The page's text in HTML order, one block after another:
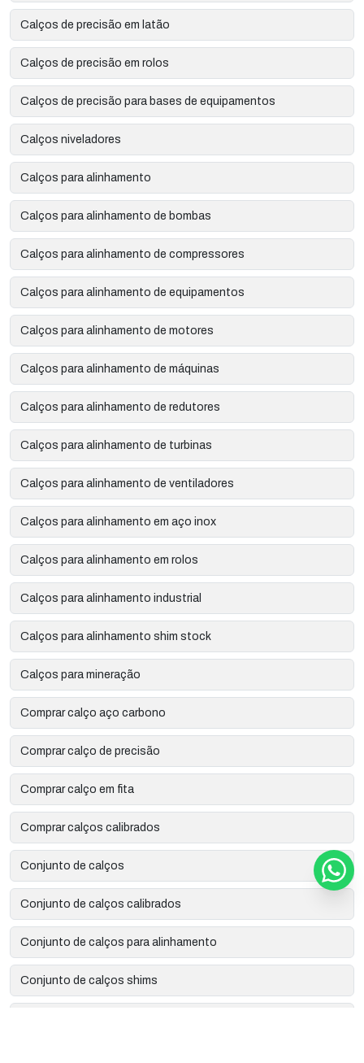
Calços de precisão em latão
Calços de precisão em rolos
Calços de precisão para bases de equipamentos
Calços niveladores
Calços para alinhamento
Calços para alinhamento de bombas
Calços para alinhamento de compressores
Calços para alinhamento de equipamentos
Calços para alinhamento de motores
Calços para alinhamento de máquinas
Calços para alinhamento de redutores
Calços para alinhamento de turbinas
Calços para alinhamento de ventiladores
Calços para alinhamento em aço inox
Calços para alinhamento em rolos
Calços para alinhamento industrial
Calços para alinhamento shim stock
Calços para mineração
Comprar calço aço carbono
Comprar calço de precisão
Comprar calço em fita
Comprar calços calibrados
Conjunto de calços
Conjunto de calços calibrados
Conjunto de calços para alinhamento
Conjunto de calços shims